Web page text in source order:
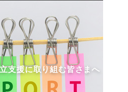
支援に取り組む皆さまへ